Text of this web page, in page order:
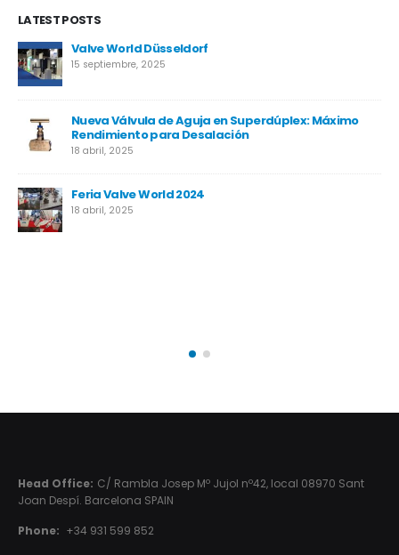
LATEST POSTS
Valve World Düsseldorf
15 septiembre, 2025
Nueva Válvula de Aguja en Superdúplex: Máximo
Rendimiento para Desalación
18 abril, 2025
Feria Valve World 2024
18 abril, 2025
Head Office: C/ Rambla Josep Mº Jujol nº42, local 08970 Sant
Joan Despí. Barcelona SPAIN
Phone: +34 931 599 852